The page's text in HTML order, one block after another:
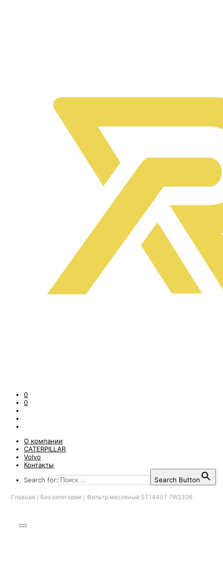
0
0
О компании
CATERPILLAR
Volvo
Контакты
Search for:
Search Button
Главная / Без категории / Фильтр масляный ST14407 7W2326